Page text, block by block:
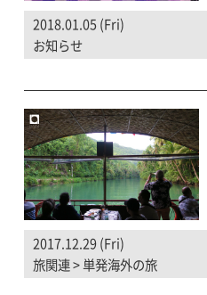
2018.01.05 (Fri)
お知らせ
2017.12.29 (Fri)
旅関連>単発海外の旅